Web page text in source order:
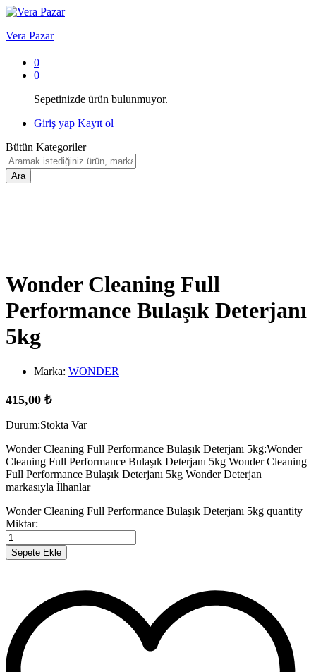
Vera Pazar
0
0
Sepetinizde ürün bulunmuyor.
Giriş yap Kayıt ol
Bütün Kategoriler
Ara
Wonder Cleaning Full
Performance Bulaşık Deterjanı
5kg
Marka: WONDER
415,00 ₺
Durum:Stokta Var
Wonder Cleaning Full Performance Bulaşık Deterjanı 5kg:Wonder
Cleaning Full Performance Bulaşık Deterjanı 5kg Wonder Cleaning
Full Performance Bulaşık Deterjanı 5kg Wonder Deterjan
markasıyla İlhanlar
Wonder Cleaning Full Performance Bulaşık Deterjanı 5kg quantity
Miktar:
Sepete Ekle